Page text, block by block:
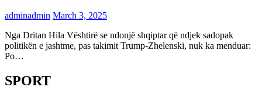
adminadmin March 3, 2025
Nga Dritan Hila Vështirë se ndonjë shqiptar që ndjek sadopak
politikën e jashtme, pas takimit Trump-Zhelenski, nuk ka menduar:
Po…
SPORT